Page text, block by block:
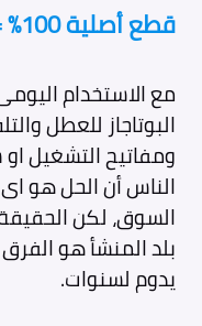
قطع أصلية 100% = أداء مضمون 100%
مع الاستخدام
البوتاجاز للعطل
ومفاتيح التشغيل
الناس أن الحل هو
السوق، لكن
بلد المنشأ هو
يدوم لسنوات.